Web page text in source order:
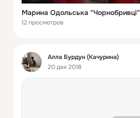
Марина Одольська "Чорнобривці"
12 просмотров
Фид
Алла Бурдун (Качурина)
20 дек 2018